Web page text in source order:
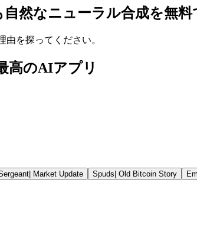
自然なニューラル合成を無料
を探ってください。
高のAIアプリ
| Market Update Spuds| Old Bitcoin Story